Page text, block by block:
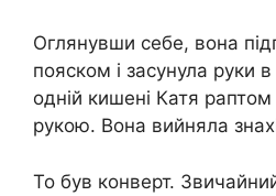
Оглянувши себе, вона
пояском і засунула руки
одній кишені Катя
рукою. Вона вийняла
То був конверт.